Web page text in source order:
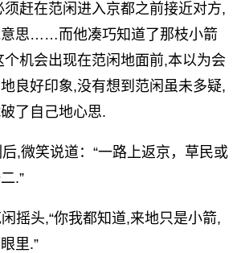
赶在范闲进入京都之前接近对方,
意思……而他凑巧知道了那枝小箭
机会出现在范闲地面前,本以为会
良好印象,没有想到范闲虽未多疑,
了自己地心思.
,微笑说道：“一路上返京，草民或
.”
摇头,“你我都知道,来地只是小箭,
里.”